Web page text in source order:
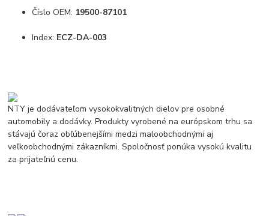
Číslo OEM: 19500-87101
Index: ECZ-DA-003
NTY je dodávateľom vysokokvalitných dielov pre osobné
automobily a dodávky. Produkty vyrobené na európskom trhu sa
stávajú čoraz obľúbenejšími medzi maloobchodnými aj
veľkoobchodnými zákazníkmi. Spoločnosť ponúka vysokú kvalitu
za prijateľnú cenu.